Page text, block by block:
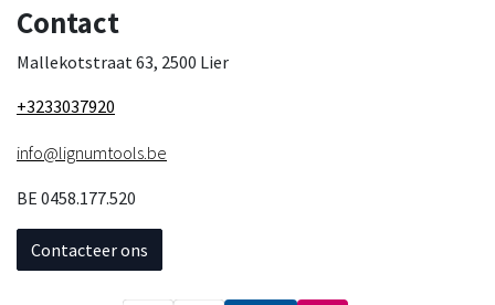
Contact
Mallekotstraat 63, 2500 Lier
+3233037920
info@lignumtools.be
BE 0458.177.520
Contacteer ons